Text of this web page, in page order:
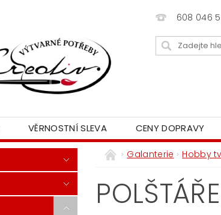
608 046
VĚRNOSTNÍ SLEVA CENY DOPRAVY
Galanterie Hobby